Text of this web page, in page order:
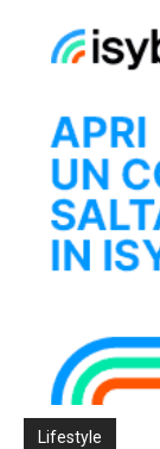
Lifestyle